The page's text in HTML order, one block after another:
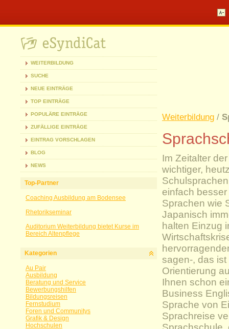
WEITERBILDUNG
SUCHE
NEUE EINTRÄGE
TOP EINTRÄGE
POPULÄRE EINTRÄGE
ZUFÄLLIGE EINTRÄGE
EINTRAG VORSCHLAGEN
BLOG
NEWS
Top-Partner
Coaching Ausbildung am Bodensee
Rhetorikseminar
Auditorium Weiterbildung bietet Kurse im
Bereich Altenpflege
Kategorien
Au Pair
Ausbildung
Beratung und Service
Bewerbungshilfen
Bildungsreisen
Fernstudium
Foren und Communitys
Grafik & Design
Hochschulen
Weiterbildung /
Im Zeitalter
wichtiger,
einfach
Sprachen wie
Japanisch
halten Einzug
sagen-, das
Orientierung
Ihnen schon
Business
Sprache von
Sprachreise